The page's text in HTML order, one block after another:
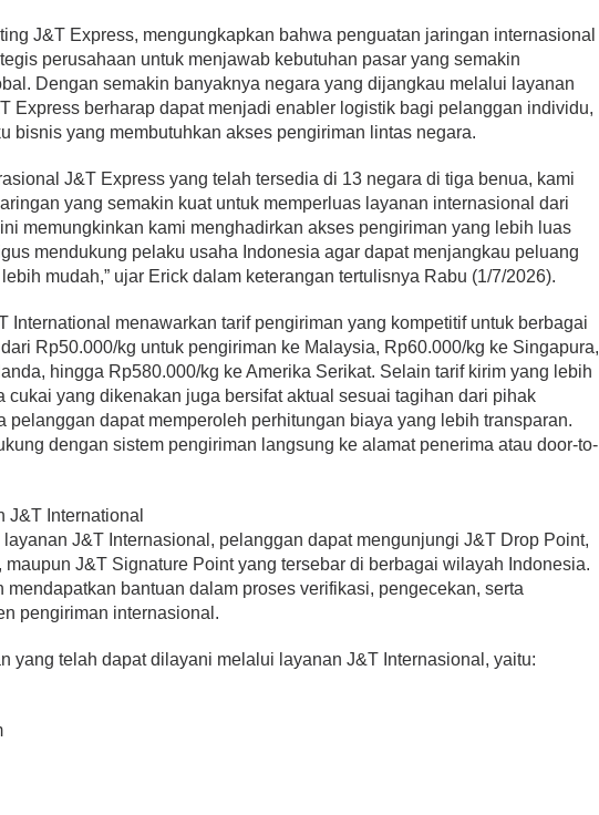
J&T Express, mengungkapkan bahwa penguatan jaringan internasional
perusahaan untuk menjawab kebutuhan pasar yang semakin
Dengan semakin banyaknya negara yang dijangkau melalui layanan
Express berharap dapat menjadi enabler logistik bagi pelanggan individu,
bisnis yang membutuhkan akses pengiriman lintas negara.
J&T Express yang telah tersedia di 13 negara di tiga benua, kami
yang semakin kuat untuk memperluas layanan internasional dari
memungkinkan kami menghadirkan akses pengiriman yang lebih luas
mendukung pelaku usaha Indonesia agar dapat menjangkau peluang
mudah,” ujar Erick dalam keterangan tertulisnya Rabu (1/7/2026).
International menawarkan tarif pengiriman yang kompetitif untuk berbagai
Rp50.000/kg untuk pengiriman ke Malaysia, Rp60.000/kg ke Singapura,
hingga Rp580.000/kg ke Amerika Serikat. Selain tarif kirim yang lebih
cukai yang dikenakan juga bersifat aktual sesuai tagihan dari pihak
pelanggan dapat memperoleh perhitungan biaya yang lebih transparan.
dengan sistem pengiriman langsung ke alamat penerima atau door-to-
J&T International
J&T Internasional, pelanggan dapat mengunjungi J&T Drop Point,
J&T Signature Point yang tersebar di berbagai wilayah Indonesia.
mendapatkan bantuan dalam proses verifikasi, pengecekan, serta
pengiriman internasional.
yang telah dapat dilayani melalui layanan J&T Internasional, yaitu: